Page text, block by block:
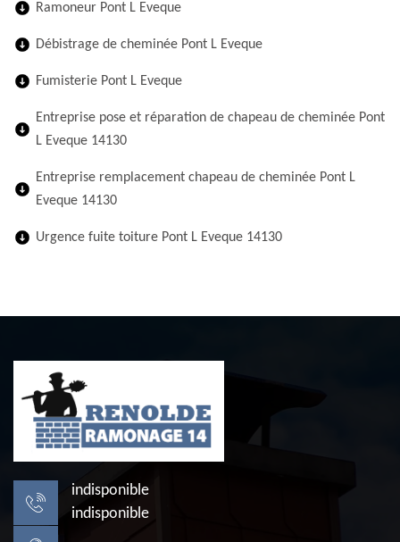
Ramoneur Pont L Eveque
Débistrage de cheminée Pont L Eveque
Fumisterie Pont L Eveque
Entreprise pose et réparation de chapeau de cheminée Pont
L Eveque 14130
Entreprise remplacement chapeau de cheminée Pont L
Eveque 14130
Urgence fuite toiture Pont L Eveque 14130
indisponible
indisponible